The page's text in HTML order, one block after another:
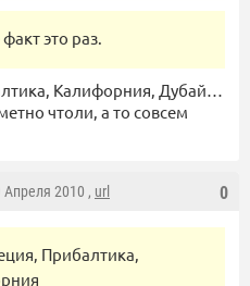
это раз.
Калифорния, Дубай…
чтоли, а то совсем
0
Апреля 2010 , url
Прибалтика,